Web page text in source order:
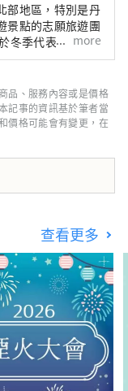
部地區，特別是丹
景點的志願旅遊團
冬季代表性海鮮
河豚，以及夏季
則有沙丘瓜，因
美食。 如果我能
多次遊覽廣闊的近
樂趣，我將感到
more
品、服務內容或是價格
記事的資訊基於筆者當
價格可能會有變更，在
查看更多